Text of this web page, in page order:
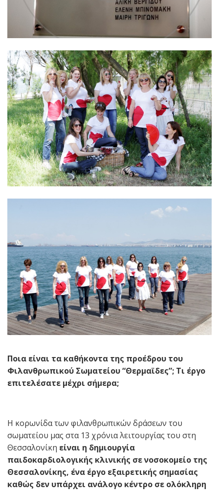
Ποια είναι τα καθήκοντα της προέδρου του
Φιλανθρωπικού Σωματείου “Θερμαϊδες”; Τι έργο
επιτελέσατε μέχρι σήμερα;
Η κορωνίδα των φιλανθρωπικών δράσεων του
σωματείου μας στα 13 χρόνια λειτουργίας του στη
Θεσσαλονίκη είναι η δημιουργία
παιδοκαρδιολογικής κλινικής σε νοσοκομείο της
Θεσσαλονίκης, ένα έργο εξαιρετικής σημασίας
καθώς δεν υπάρχει ανάλογο κέντρο σε ολόκληρη